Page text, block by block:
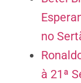
no
à 21ª